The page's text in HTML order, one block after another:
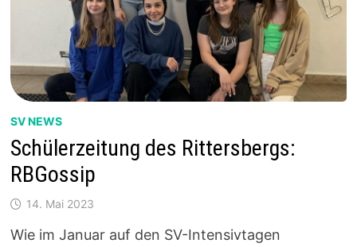
SV NEWS
Schülerzeitung des Rittersbergs:
RBGossip
14. Mai 2023
Wie im Januar auf den SV-Intensivtagen